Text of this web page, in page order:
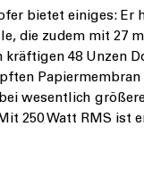
bietet einiges: Er
die zudem mit 27
48 Unzen
wesentlich
250 Watt RMS ist